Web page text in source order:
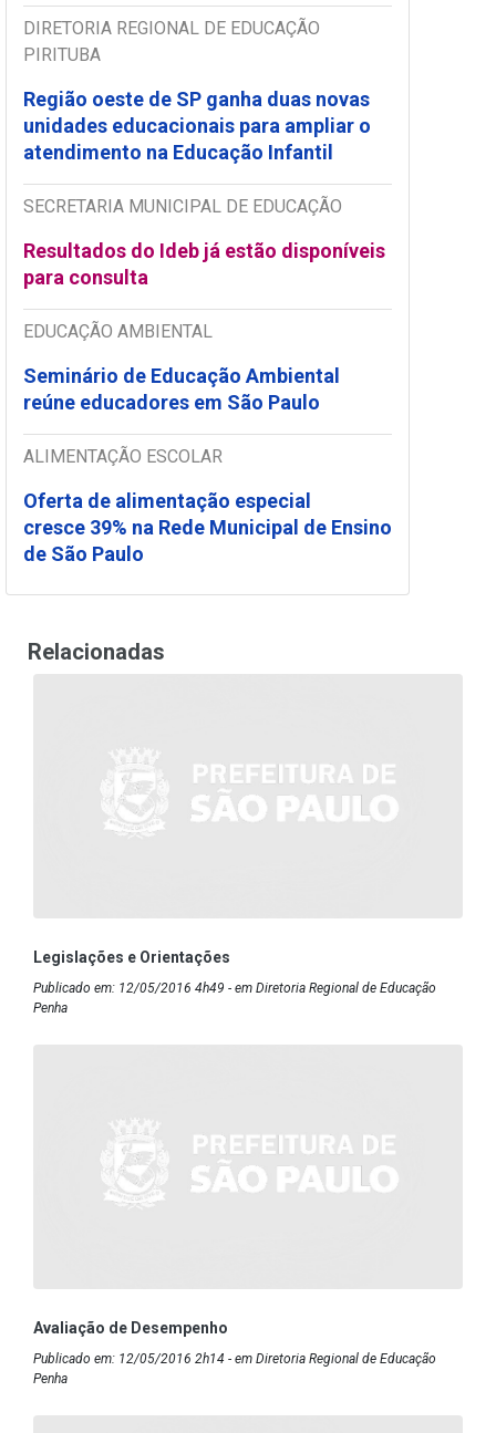
DIRETORIA REGIONAL DE EDUCAÇÃO
PIRITUBA
Região oeste de SP ganha duas novas
unidades educacionais para ampliar o
atendimento na Educação Infantil
SECRETARIA MUNICIPAL DE EDUCAÇÃO
Resultados do Ideb já estão disponíveis
para consulta
EDUCAÇÃO AMBIENTAL
Seminário de Educação Ambiental
reúne educadores em São Paulo
ALIMENTAÇÃO ESCOLAR
Oferta de alimentação especial
cresce 39% na Rede Municipal de Ensino
de São Paulo
Relacionadas
Legislações e Orientações
Publicado em: 12/05/2016 4h49 - em Diretoria Regional de Educação
Penha
Avaliação de Desempenho
Publicado em: 12/05/2016 2h14 - em Diretoria Regional de Educação
Penha